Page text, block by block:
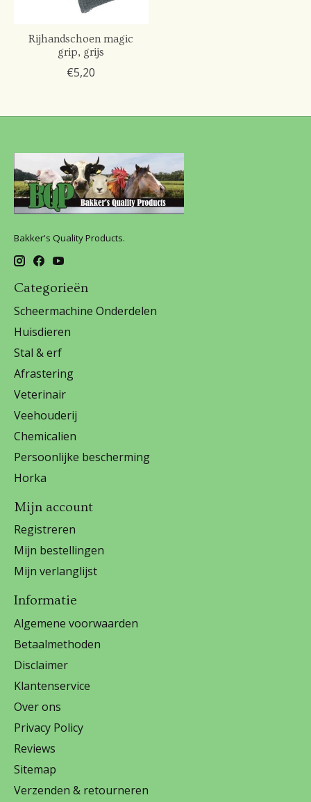
Rijhandschoen magic
grip, grijs
€5,20
Bakker's Quality Products.
Categorieën
Scheermachine Onderdelen
Huisdieren
Stal & erf
Afrastering
Veterinair
Veehouderij
Chemicalien
Persoonlijke bescherming
Horka
Mijn account
Registreren
Mijn bestellingen
Mijn verlanglijst
Informatie
Algemene voorwaarden
Betaalmethoden
Disclaimer
Klantenservice
Over ons
Privacy Policy
Reviews
Sitemap
Verzenden & retourneren